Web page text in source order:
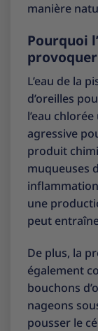
manière
Pourquoi
L’eau de la
d’oreilles
l’eau
agressive
produit
muqueuses
une
peut
De plus, la
également
bouchons
nageons
pousser le